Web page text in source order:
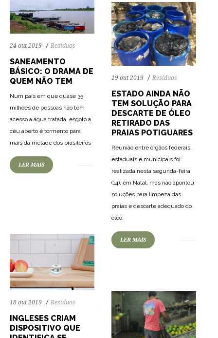
24 out 2019 Resíduos
SANEAMENTO
BÁSICO: O DRAMA DE
QUEM NÃO TEM
Num país em que quase 35
milhões de pessoas não têm
acesso a água tratada, esgoto a
céu aberto é tormento para
mais da metade dos brasileiros
LER MAIS
19 out 2019 Resíduos
ESTADO AINDA NÃO
TEM SOLUÇÃO PARA
DESCARTE DE ÓLEO
RETIRADO DAS
PRAIAS POTIGUARES
Reunião entre órgãos federais,
estaduais e municipais foi
realizada nesta segunda-feira
(14), em Natal, mas não apontou
soluções para limpeza das
praias e descarte adequado do
óleo.
LER MAIS
18 out 2019 Resíduos
INGLESES CRIAM
DISPOSITIVO QUE
79 1319
75 1288